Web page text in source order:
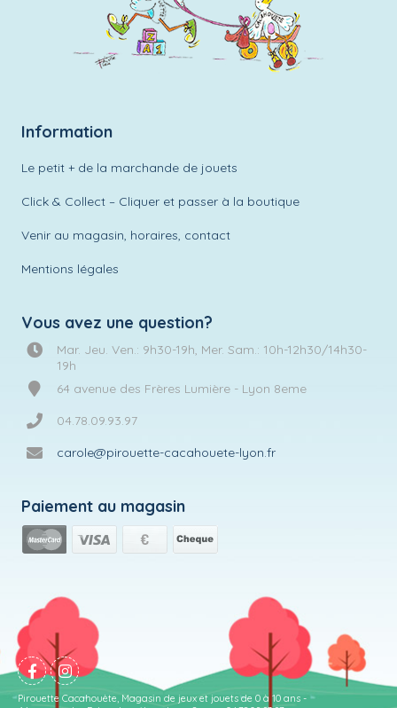
Information
Le petit + de la marchande de jouets
Click & Collect – Cliquer et passer à la boutique
Venir au magasin, horaires, contact
Mentions légales
Vous avez une question?
Mar. Jeu. Ven.: 9h30-19h, Mer. Sam.: 10h-12h30/14h30-
19h
64 avenue des Frères Lumière - Lyon 8eme
04.78.09.93.97
carole@pirouette-cacahouete-lyon.fr
Paiement au magasin
Pirouette Cacahouète, Magasin de jeux et jouets de 0 à 10 ans -